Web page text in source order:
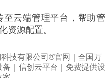
至云端管理平台，帮助管
资源配置。